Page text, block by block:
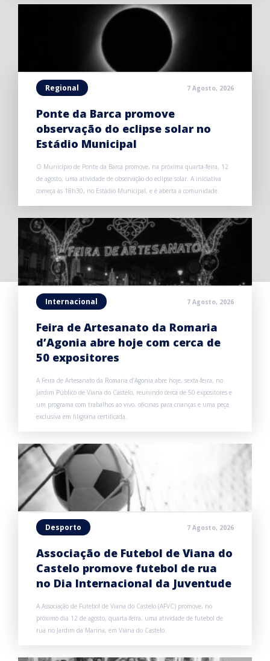
Regional 7 Agosto, 2026
Ponte da Barca promove
observação do eclipse solar no
Estádio Municipal
O Município de Ponte da Barca promove, na próxima quarta-feira, 12
de agosto, uma atividade de observação do eclipse solar. A iniciativa
começa às 18h30, no Estádio Municipal, e é aberta à comunidade.
Internacional 7 Agosto, 2026
Feira de Artesanato da Romaria
d’Agonia abre hoje com cerca de
50 expositores
A Feira de Artesanato da Romaria d’Agonia abre hoje, sexta-feira, no
Jardim Público de Viana do Castelo, reunindo cerca de 50 expositores e
um programa com trabalhos ao vivo, oficinas para crianças e uma peça
exclusiva em filigrana certificada.
Desporto 7 Agosto, 2026
Associação de Futebol de Viana do
Castelo promove futebol de rua
no Dia Internacional da Juventude
A Associação de Futebol de Viana do Castelo (AFVC) promove, no
próximo dia 12 de agosto, quarta-feira, uma atividade de futebol de
rua no Jardim da Marina, em Viana do Castelo.